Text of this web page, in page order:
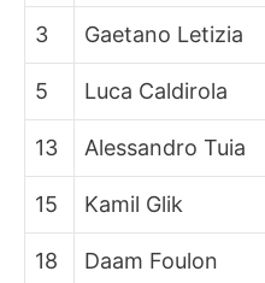
3 Gaetano Letizia
5 Luca Caldirola
13 Alessandro Tuia
15 Kamil Glik
18 Daam Foulon